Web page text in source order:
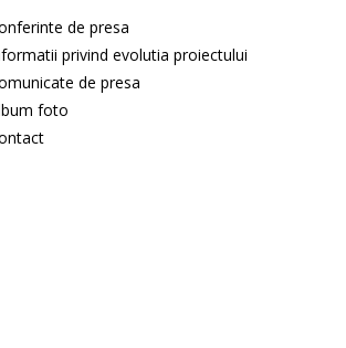
de presa
privind evolutia proiectului
de presa
foto